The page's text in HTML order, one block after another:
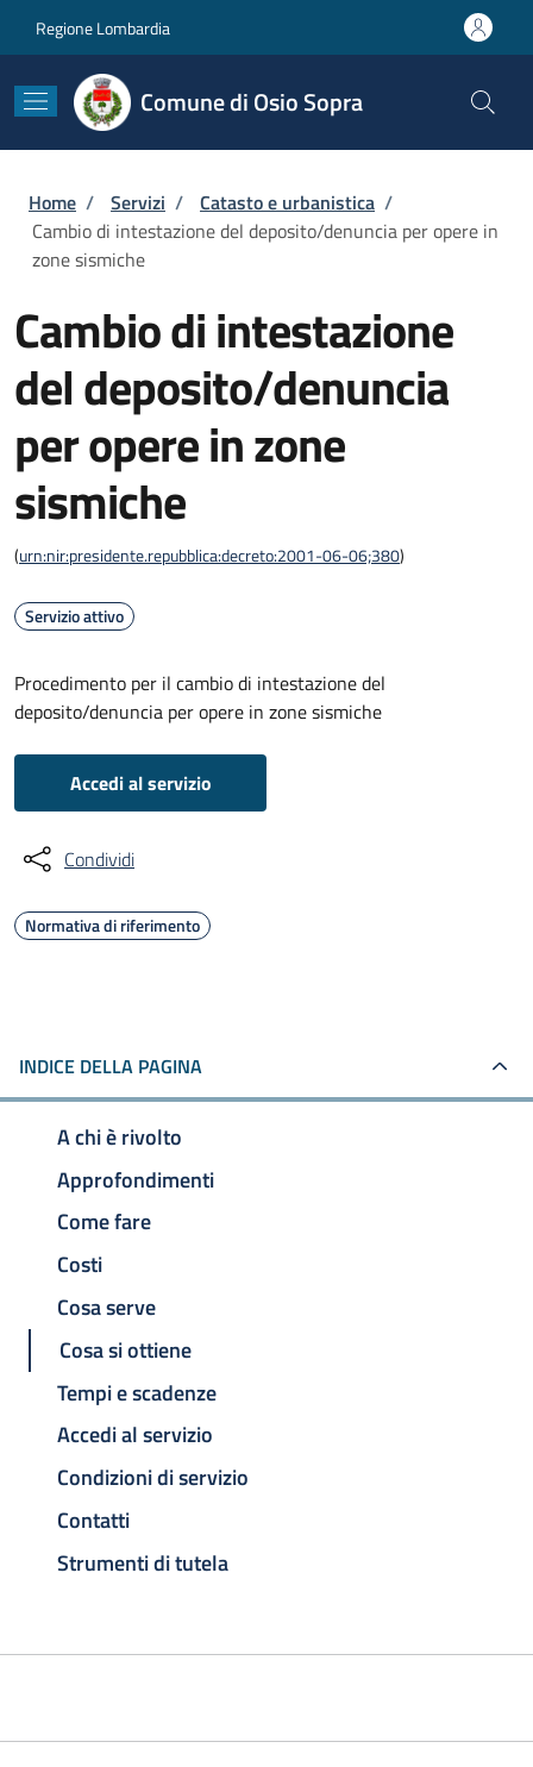
Regione Lombardia
Comune di Osio Sopra
Briciole di pane
Home / Servizi / Catasto e urbanistica /
Cambio di intestazione del deposito/denuncia per opere in
zone sismiche
Cambio di intestazione
del deposito/denuncia
per opere in zone
sismiche
(urn:nir:presidente.repubblica:decreto:2001-06-06;380)
Servizio attivo
Procedimento per il cambio di intestazione del
deposito/denuncia per opere in zone sismiche
Accedi al servizio
Condividi
Normativa di riferimento
INDICE DELLA PAGINA
A chi è rivolto
Approfondimenti
Come fare
Costi
Cosa serve
Cosa si ottiene
Tempi e scadenze
Accedi al servizio
Condizioni di servizio
Contatti
Strumenti di tutela